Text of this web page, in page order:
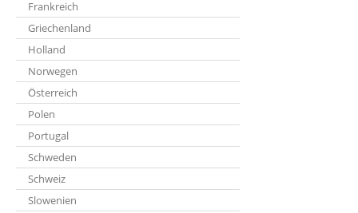
Frankreich
Griechenland
Holland
Norwegen
Österreich
Polen
Portugal
Schweden
Schweiz
Slowenien